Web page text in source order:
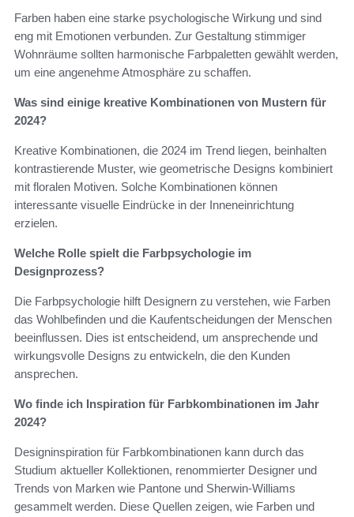
Farben haben eine starke psychologische Wirkung und sind
eng mit Emotionen verbunden. Zur Gestaltung stimmiger
Wohnräume sollten harmonische Farbpaletten gewählt werden,
um eine angenehme Atmosphäre zu schaffen.
Was sind einige kreative Kombinationen von Mustern für
2024?
Kreative Kombinationen, die 2024 im Trend liegen, beinhalten
kontrastierende Muster, wie geometrische Designs kombiniert
mit floralen Motiven. Solche Kombinationen können
interessante visuelle Eindrücke in der Inneneinrichtung
erzielen.
Welche Rolle spielt die Farbpsychologie im
Designprozess?
Die Farbpsychologie hilft Designern zu verstehen, wie Farben
das Wohlbefinden und die Kaufentscheidungen der Menschen
beeinflussen. Dies ist entscheidend, um ansprechende und
wirkungsvolle Designs zu entwickeln, die den Kunden
ansprechen.
Wo finde ich Inspiration für Farbkombinationen im Jahr
2024?
Designinspiration für Farbkombinationen kann durch das
Studium aktueller Kollektionen, renommierter Designer und
Trends von Marken wie Pantone und Sherwin-Williams
gesammelt werden. Diese Quellen zeigen, wie Farben und